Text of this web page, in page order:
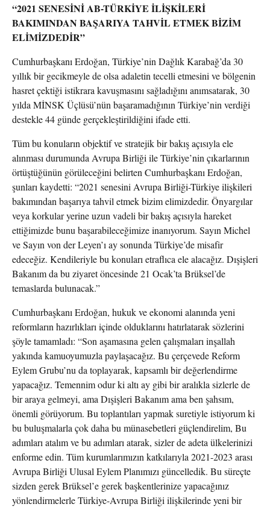
“2021 SENESİNİ AB-TÜRKİYE İLİŞKİLERİ
BAKIMINDAN BAŞARIYA TAHVİL ETMEK BİZİM
ELİMİZDEDİR”
Cumhurbaşkanı Erdoğan, Türkiye’nin Dağlık Karabağ’da 30
yıllık bir gecikmeyle de olsa adaletin tecelli etmesini ve bölgenin
hasret çektiği istikrara kavuşmasını sağladığını anımsatarak, 30
yılda MİNSK Üçlüsü’nün başaramadığının Türkiye’nin verdiği
destekle 44 günde gerçekleştirildiğini ifade etti.
Tüm bu konuların objektif ve stratejik bir bakış açısıyla ele
alınması durumunda Avrupa Birliği ile Türkiye’nin çıkarlarının
örtüştüğünün görüleceğini belirten Cumhurbaşkanı Erdoğan,
şunları kaydetti: “2021 senesini Avrupa Birliği-Türkiye ilişkileri
bakımından başarıya tahvil etmek bizim elimizdedir. Önyargılar
veya korkular yerine uzun vadeli bir bakış açısıyla hareket
ettiğimizde bunu başarabileceğimize inanıyorum. Sayın Michel
ve Sayın von der Leyen’ı ay sonunda Türkiye’de misafir
edeceğiz. Kendileriyle bu konuları etraflıca ele alacağız. Dışişleri
Bakanım da bu ziyaret öncesinde 21 Ocak’ta Brüksel’de
temaslarda bulunacak.”
Cumhurbaşkanı Erdoğan, hukuk ve ekonomi alanında yeni
reformların hazırlıkları içinde olduklarını hatırlatarak sözlerini
şöyle tamamladı: “Son aşamasına gelen çalışmaları inşallah
yakında kamuoyumuzla paylaşacağız. Bu çerçevede Reform
Eylem Grubu’nu da toplayarak, kapsamlı bir değerlendirme
yapacağız. Temennim odur ki altı ay gibi bir aralıkla sizlerle de
bir araya gelmeyi, ama Dışişleri Bakanım ama ben şahsım,
önemli görüyorum. Bu toplantıları yapmak suretiyle istiyorum ki
bu buluşmalarla çok daha bu münasebetleri güçlendirelim, Bu
adımları atalım ve bu adımları atarak, sizler de adeta ülkelerinizi
enforme edin. Tüm kurumlarımızın katkılarıyla 2021-2023 arası
Avrupa Birliği Ulusal Eylem Planımızı güncelledik. Bu süreçte
sizden gerek Brüksel’e gerek başkentlerinize yapacağınız
yönlendirmelerle Türkiye-Avrupa Birliği ilişkilerinde yeni bir